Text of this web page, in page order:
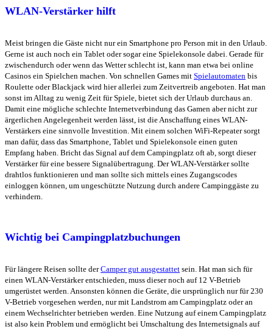
WLAN-Verstärker hilft
Meist bringen die Gäste nicht nur ein Smartphone pro Person mit in den Urlaub.
Gerne ist auch noch ein Tablet oder sogar eine Spielekonsole dabei. Gerade für
zwischendurch oder wenn das Wetter schlecht ist, kann man etwa bei online
Casinos ein Spielchen machen. Von schnellen Games mit Spielautomaten bis
Roulette oder Blackjack wird hier allerlei zum Zeitvertreib angeboten. Hat man
sonst im Alltag zu wenig Zeit für Spiele, bietet sich der Urlaub durchaus an.
Damit eine mögliche schlechte Internetverbindung das Gamen aber nicht zur
ärgerlichen Angelegenheit werden lässt, ist die Anschaffung eines WLAN-
Verstärkers eine sinnvolle Investition. Mit einem solchen WiFi-Repeater sorgt
man dafür, dass das Smartphone, Tablet und Spielekonsole einen guten
Empfang haben. Bricht das Signal auf dem Campingplatz oft ab, sorgt dieser
Verstärker für eine bessere Signalübertragung. Der WLAN-Verstärker sollte
drahtlos funktionieren und man sollte sich mittels eines Zugangscodes
einloggen können, um ungeschützte Nutzung durch andere Campinggäste zu
verhindern.
Wichtig bei Campingplatzbuchungen
Für längere Reisen sollte derCamper gut ausgestattet sein. Hat man sich für
einen WLAN-Verstärker entschieden, muss dieser noch auf 12 V-Betrieb
umgerüstet werden. Ansonsten können die Geräte, die ursprünglich nur für 230
V-Betrieb vorgesehen werden, nur mit Landstrom am Campingplatz oder an
einem Wechselrichter betrieben werden. Eine Nutzung auf einem Campingplatz
ist also kein Problem und ermöglicht bei Umschaltung des Internetsignals auf